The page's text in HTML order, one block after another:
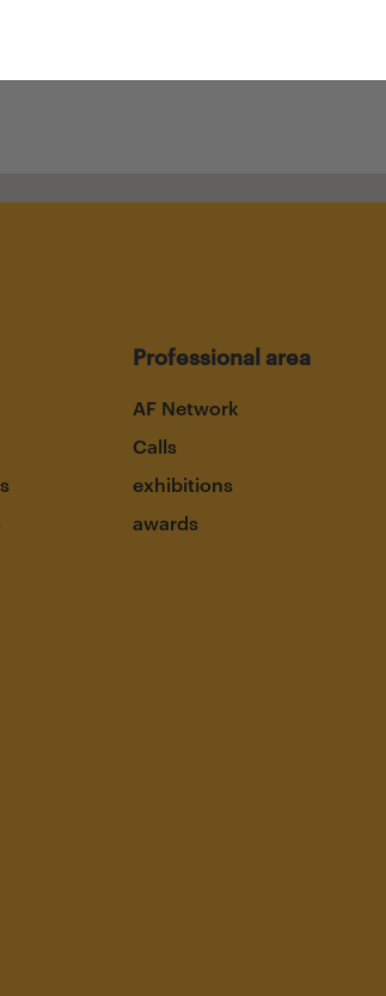
Professional area
AF Network
Calls
exhibitions
awards